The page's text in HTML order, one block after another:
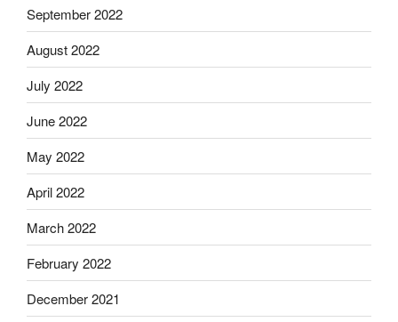
September 2022
August 2022
July 2022
June 2022
May 2022
April 2022
March 2022
February 2022
December 2021